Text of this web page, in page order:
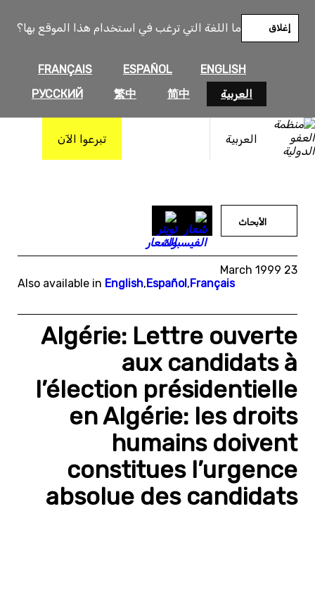
ما اللغة التي ترغب في استخدام هذا الموقع بها؟
ENGLISH
ESPAÑOL
FRANÇAIS
العربية
简中
繁中
РУССКИЙ
إغلاق
العربية تبرعوا الآن
المحتوى
الأبحاث
23 March 1999
Also available in English,Español,Français
Algérie: Lettre ouverte
aux candidats à
l’élection présidentielle
en Algérie: les droits
humains doivent
constitues l’urgence
absolue des candidats